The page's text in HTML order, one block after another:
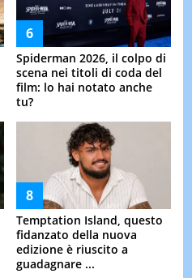
Spiderman 2026, il colpo di
scena nei titoli di coda del
film: lo hai notato anche
tu?
Temptation Island, questo
fidanzato della nuova
edizione è riuscito a
guadagnare ...